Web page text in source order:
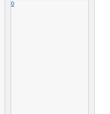
0